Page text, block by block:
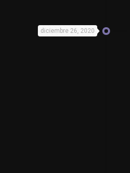
diciembre 26, 2020